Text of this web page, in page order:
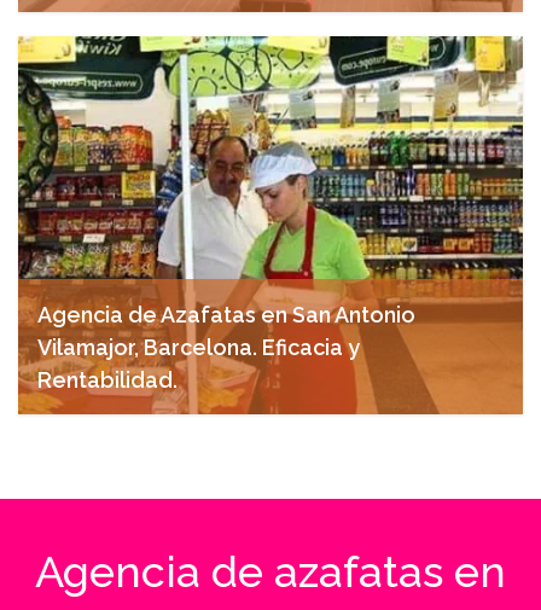
noviembre 15, 2024
Agencia de Azafatas en San Antonio
Vilamajor, Barcelona. Eficacia y
Rentabilidad.
Agencia de azafatas en